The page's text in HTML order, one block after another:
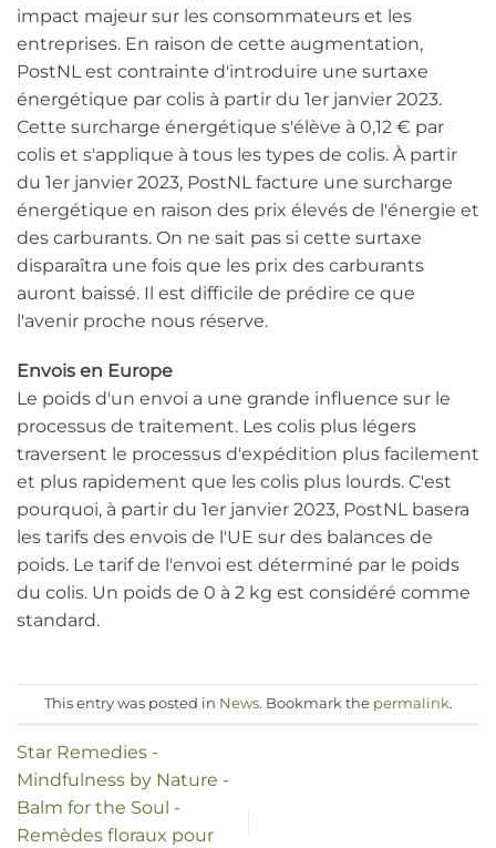
impact majeur sur les consommateurs et les
entreprises. En raison de cette augmentation,
PostNL est contrainte d'introduire une surtaxe
énergétique par colis à partir du 1er janvier 2023.
Cette surcharge énergétique s'élève à 0,12 € par
colis et s'applique à tous les types de colis. À partir
du 1er janvier 2023, PostNL facture une surcharge
énergétique en raison des prix élevés de l'énergie et
des carburants. On ne sait pas si cette surtaxe
disparaîtra une fois que les prix des carburants
auront baissé. Il est difficile de prédire ce que
l'avenir proche nous réserve.
Envois en Europe
Le poids d'un envoi a une grande influence sur le
processus de traitement. Les colis plus légers
traversent le processus d'expédition plus facilement
et plus rapidement que les colis plus lourds. C'est
pourquoi, à partir du 1er janvier 2023, PostNL basera
les tarifs des envois de l'UE sur des balances de
poids. Le tarif de l'envoi est déterminé par le poids
du colis. Un poids de 0 à 2 kg est considéré comme
standard.
This entry was posted in News. Bookmark the permalink.
Star Remedies -
Mindfulness by Nature -
Balm for the Soul -
Remèdes floraux pour